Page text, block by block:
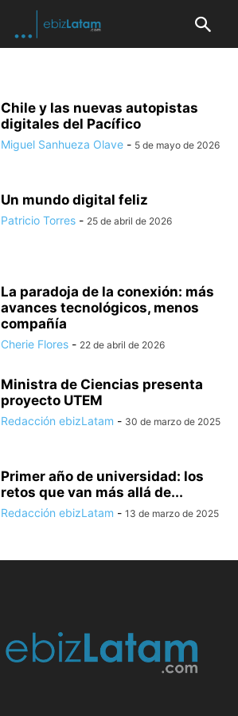
Chile y las nuevas autopistas
digitales del Pacífico
Miguel Sanhueza Olave - 5 de mayo de 2026
Un mundo digital feliz
Patricio Torres - 25 de abril de 2026
La paradoja de la conexión: más
avances tecnológicos, menos
compañía
Cherie Flores - 22 de abril de 2026
Ministra de Ciencias presenta
proyecto UTEM
Redacción ebizLatam - 30 de marzo de 2025
Primer año de universidad: los
retos que van más allá de...
Redacción ebizLatam - 13 de marzo de 2025